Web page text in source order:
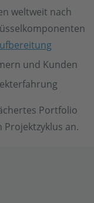
weltweit nach
und Kunden
Portfolio
Projektzyklus an.